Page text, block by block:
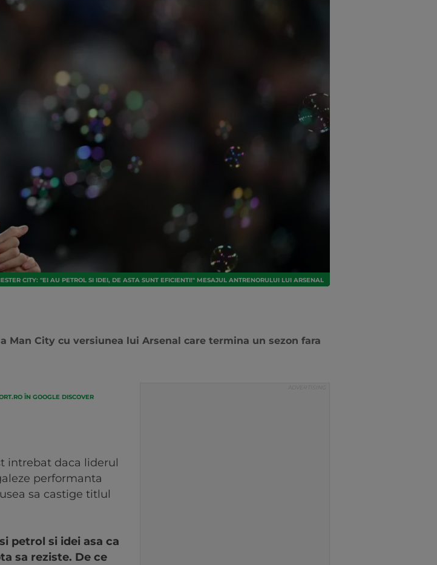
CITY: "EI AU PETROL SI IDEI, DE ASTA SUNT EFICIENTI!" MESAJUL ANTRENORULUI LUI ARSENAL
Man City cu versiunea lui Arsenal care termina un sezon fara
ÎN GOOGLE DISCOVER
intrebat daca liderul
performanta
sa castige titlul
petrol si idei asa ca
sa reziste. De ce